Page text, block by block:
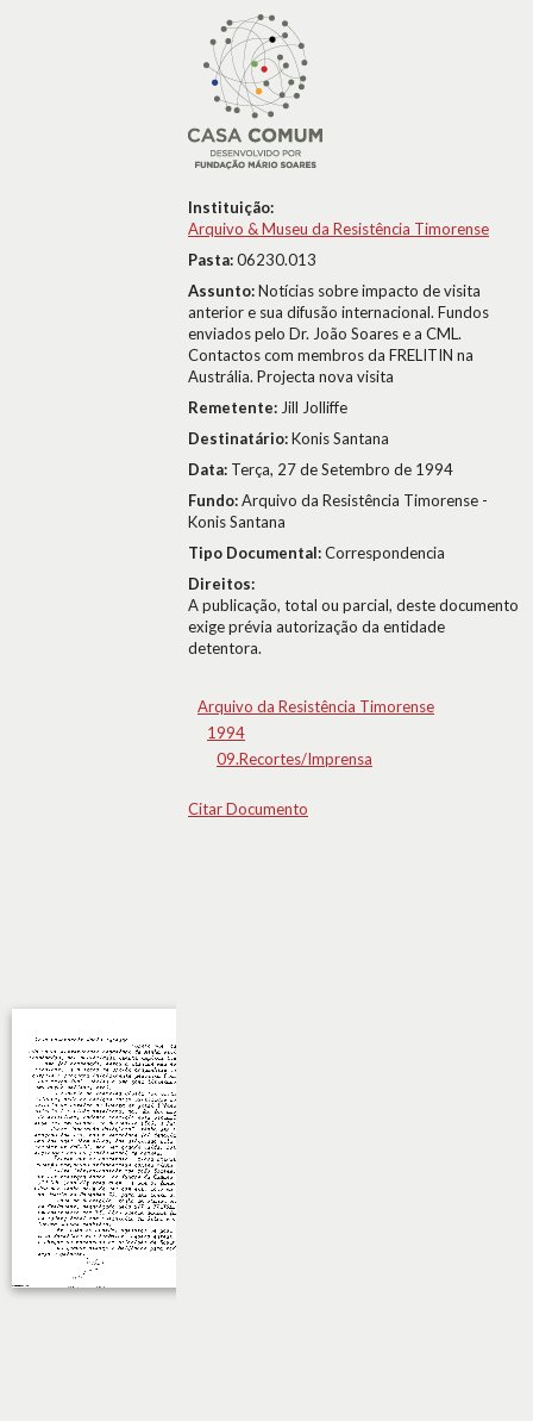
Instituição:
Arquivo & Museu da Resistência Timorense
Pasta:06230.013
Assunto:Notícias sobre impacto de visita
anterior e sua difusão internacional. Fundos
enviados pelo Dr. João Soares e a CML.
Contactos com membros da FRELITIN na
Austrália. Projecta nova visita
Remetente: Jill Jolliffe
Destinatário:Konis Santana
Data: Terça, 27 de Setembro de 1994
Fundo:Arquivo da Resistência Timorense -
Konis Santana
Tipo Documental:Correspondencia
Direitos:
A publicação, total ou parcial, deste documento
exige prévia autorização da entidade
detentora.
Arquivo da Resistência Timorense
1994
09.Recortes/Imprensa
Citar Documento